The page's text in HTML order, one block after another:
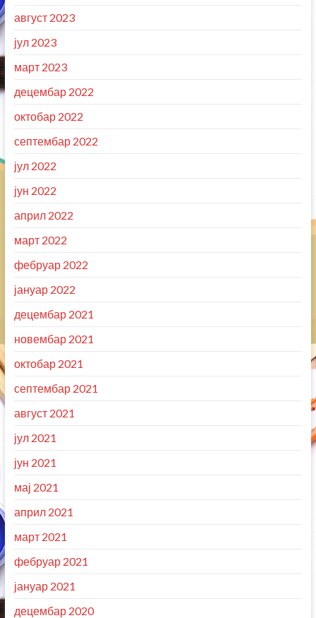
август 2023
јул 2023
март 2023
децембар 2022
октобар 2022
септембар 2022
јул 2022
јун 2022
април 2022
март 2022
фебруар 2022
јануар 2022
децембар 2021
новембар 2021
октобар 2021
септембар 2021
август 2021
јул 2021
јун 2021
мај 2021
април 2021
март 2021
фебруар 2021
јануар 2021
децембар 2020